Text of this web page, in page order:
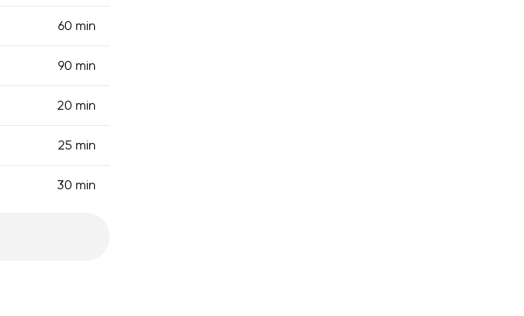
60 min
90 min
20 min
25 min
30 min